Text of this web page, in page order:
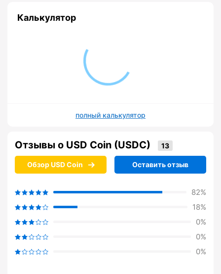
Калькулятор
полный калькулятор
Отзывы о USD Coin (USDC)
Обзор USD Coin Оставить отзыв
82%
18%
0%
0%
0%